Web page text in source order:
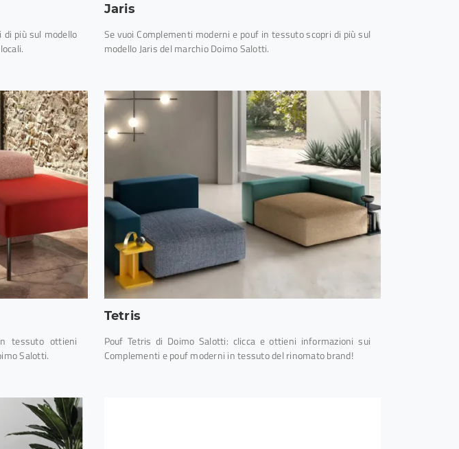
più sul modello
Jaris
Se vuoi Complementi moderni e pouf in tessuto scopri di più sul
modello Jaris del marchio Doimo Salotti.
tessuto ottieni
Salotti.
Tetris
Pouf Tetris di Doimo Salotti: clicca e ottieni informazioni sui
Complementi e pouf moderni in tessuto del rinomato brand!